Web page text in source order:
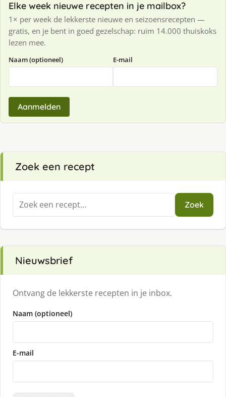
Elke week nieuwe recepten in je mailbox?
1× per week de lekkerste nieuwe en seizoensrecepten —
gratis, en je bent in goed gezelschap: ruim 14.000 thuiskoks
lezen mee.
Naam (optioneel) E-mail
Aanmelden
Zoek een recept
Zoeken
naar:
Zoek
Nieuwsbrief
Ontvang de lekkerste recepten in je inbox.
Naam (optioneel)
E-mail